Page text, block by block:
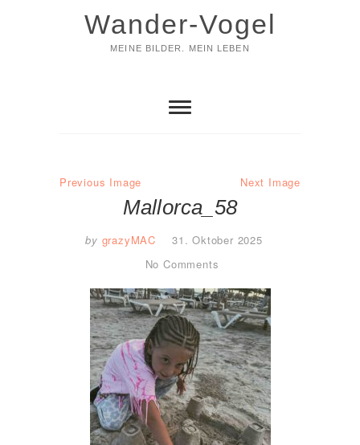
Wander-Vogel
MEINE BILDER. MEIN LEBEN
Previous Image Next Image
Mallorca_58
by grazyMAC
31. Oktober 2025
No Comments